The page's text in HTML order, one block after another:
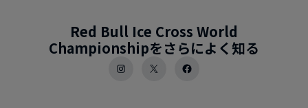
Red Bull Ice Cross World
Championshipをさらによく知る